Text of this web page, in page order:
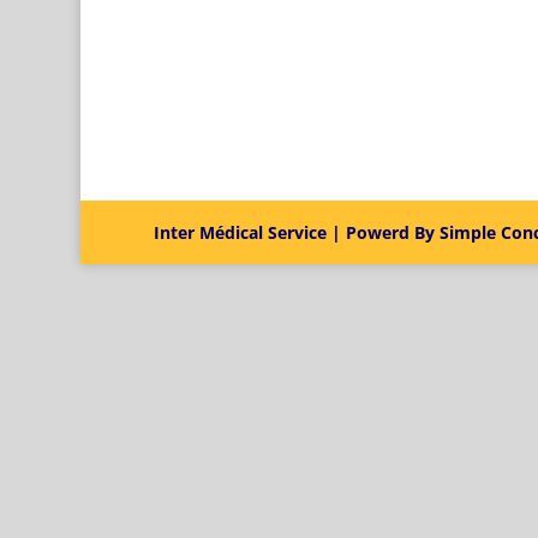
Inter Médical Service | Powerd By Simple